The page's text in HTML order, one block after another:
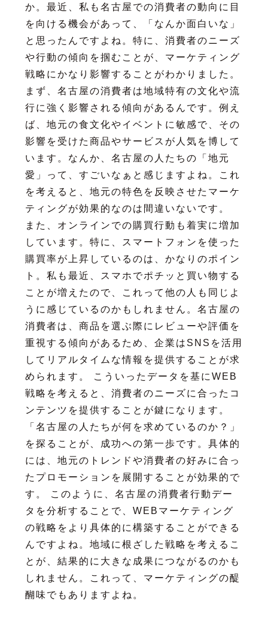
か。最近、私も名古屋での消費者の動向に目
を向ける機会があって、「なんか面白いな」
と思ったんですよね。特に、消費者のニーズ
や行動の傾向を掴むことが、マーケティング
戦略にかなり影響することがわかりました。
まず、名古屋の消費者は地域特有の文化や流
行に強く影響される傾向があるんです。例え
ば、地元の食文化やイベントに敏感で、その
影響を受けた商品やサービスが人気を博して
います。なんか、名古屋の人たちの「地元
愛」って、すごいなぁと感じますよね。これ
を考えると、地元の特色を反映させたマーケ
ティングが効果的なのは間違いないです。
また、オンラインでの購買行動も着実に増加
しています。特に、スマートフォンを使った
購買率が上昇しているのは、かなりのポイン
ト。私も最近、スマホでポチッと買い物する
ことが増えたので、これって他の人も同じよ
うに感じているのかもしれません。名古屋の
消費者は、商品を選ぶ際にレビューや評価を
重視する傾向があるため、企業はSNSを活用
してリアルタイムな情報を提供することが求
められます。 こういったデータを基にWEB
戦略を考えると、消費者のニーズに合ったコ
ンテンツを提供することが鍵になります。
「名古屋の人たちが何を求めているのか？」
を探ることが、成功への第一歩です。具体的
には、地元のトレンドや消費者の好みに合っ
たプロモーションを展開することが効果的で
す。 このように、名古屋の消費者行動デー
タを分析することで、WEBマーケティング
の戦略をより具体的に構築することができる
んですよね。地域に根ざした戦略を考えるこ
とが、結果的に大きな成果につながるのかも
しれません。これって、マーケティングの醍
醐味でもありますよね。